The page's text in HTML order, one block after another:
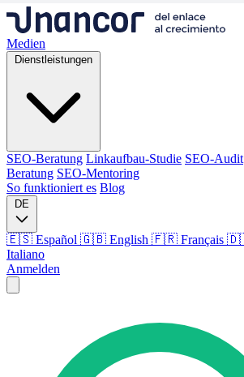
Medien
Dienstleistungen
SEO-Beratung Linkaufbau-Studie SEO-Audit
Beratung SEO-Mentoring
So funktioniert es Blog
DE
🇪🇸 Español 🇬🇧 English 🇫🇷 Français
Italiano
Anmelden